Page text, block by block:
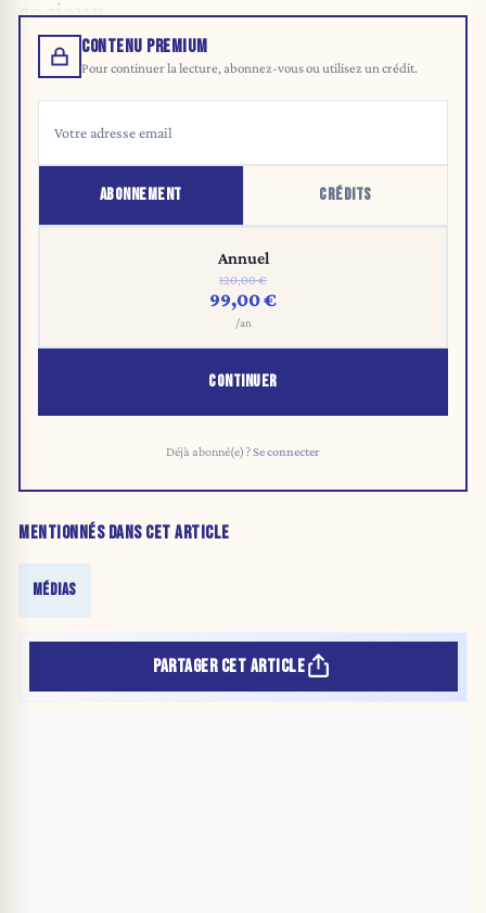
sociaux.
CONTENU PREMIUM
Pour continuer la lecture, abonnez-vous ou utilisez un crédit.
ABONNEMENT CRÉDITS
Annuel
120,00 €
99,00 €
/an
CONTINUER
Déjà abonné(e) ?Se connecter
MENTIONNÉS DANS CET ARTICLE
MÉDIAS
PARTAGER CET ARTICLE